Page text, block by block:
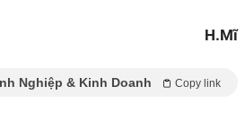
H.Mĩ
Nghiệp & Kinh Doanh Copy link